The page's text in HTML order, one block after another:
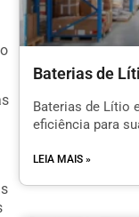
Baterias de
Baterias de Lítio
eficiência para
LEIA MAIS »